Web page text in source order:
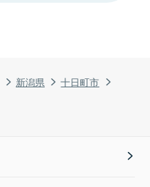
新潟県
十日町市